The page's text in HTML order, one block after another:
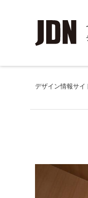
デザイン情報サイ